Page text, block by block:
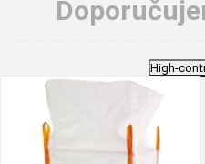
High-